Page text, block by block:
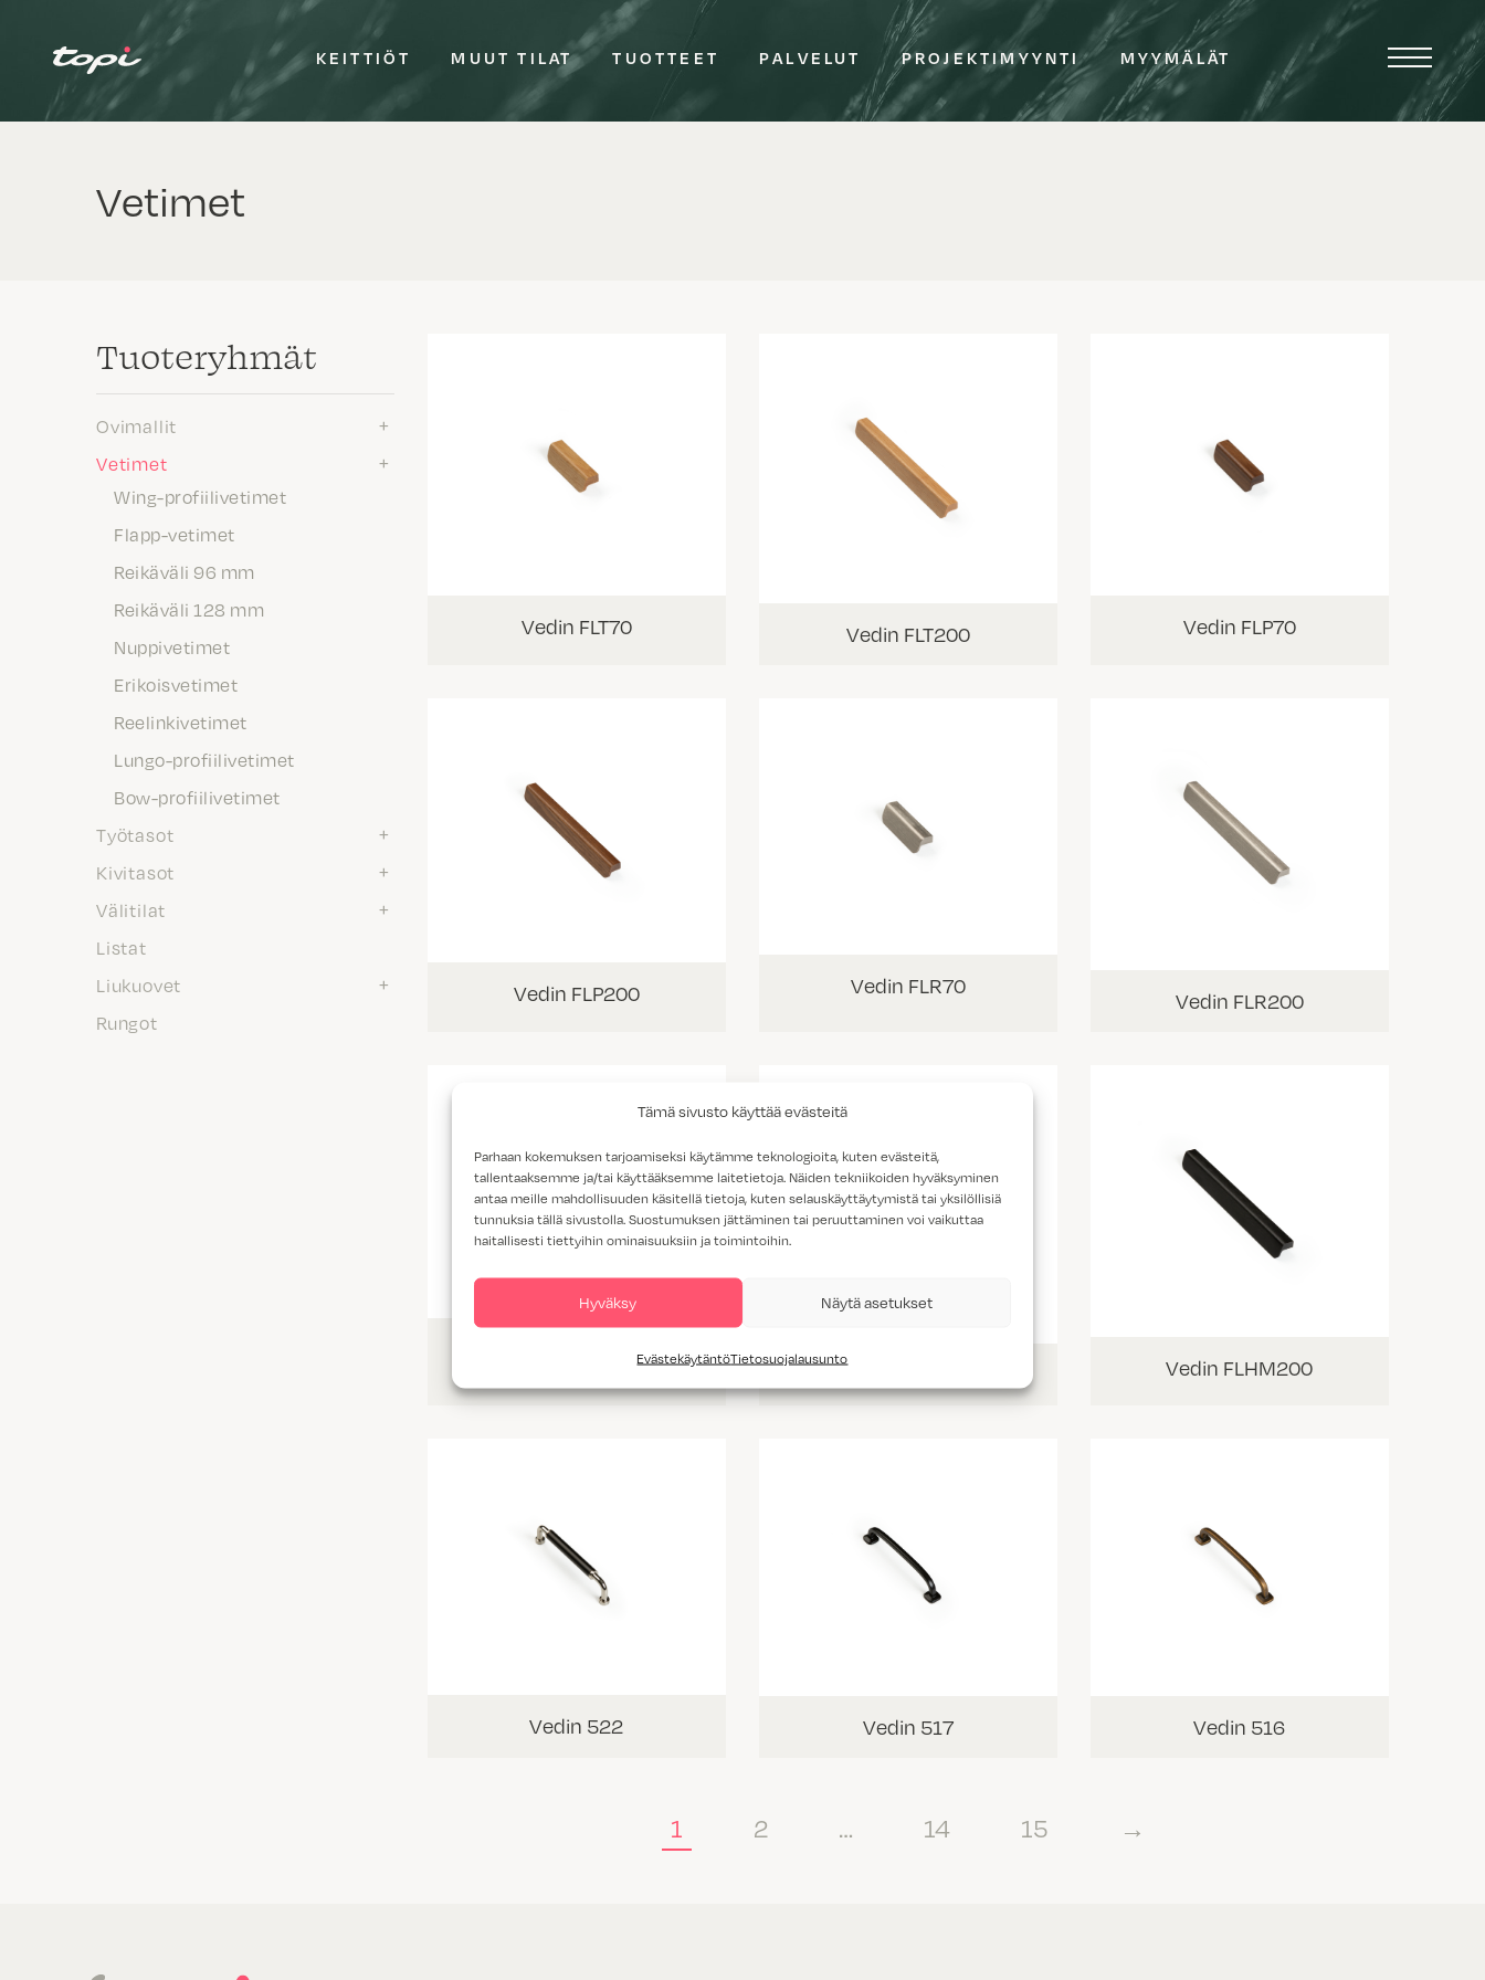
Tämä sivusto käyttää evästeitä
Parhaan kokemuksen tarjoamiseksi käytämme teknologioita, kuten evästeitä,
tallentaaksemme ja/tai käyttääksemme laitetietoja. Näiden tekniikoiden hyväksyminen
antaa meille mahdollisuuden käsitellä tietoja, kuten selauskäyttäytymistä tai yksilöllisiä
tunnuksia tällä sivustolla. Suostumuksen jättäminen tai peruuttaminen voi vaikuttaa
haitallisesti tiettyihin ominaisuuksiin ja toimintoihin.
Hyväksy Näytä asetukset
EvästekäytäntöTietosuojalausunto
KEITTIÖT MUUT TILAT TUOTTEET PALVELUT PROJEKTIMYYNTI MYYMÄLÄT
Vetimet
Tuote­ryhmät
Ovimallit
Vetimet
Wing-profiilivetimet
Flapp-vetimet
Reikäväli 96 mm
Reikäväli 128 mm
Nuppivetimet
Erikoisvetimet
Reelinkivetimet
Lungo-profiilivetimet
Bow-profiilivetimet
Työtasot
Kivitasot
Välitilat
Listat
Liukuovet
Rungot
Vedin FLT70 Vedin FLT200 Vedin FLP70
Vedin FLP200 Vedin FLR70
Vedin FLR200
Vedin FLHP70
Vedin FLHM200
Vedin 522 Vedin 517 Vedin 516
1 2 … 14 15 →